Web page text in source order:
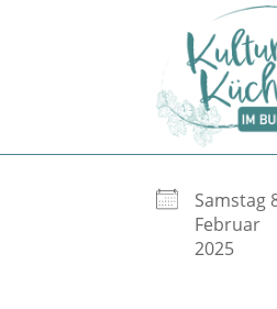
Samstag
Februar
2025
ICS